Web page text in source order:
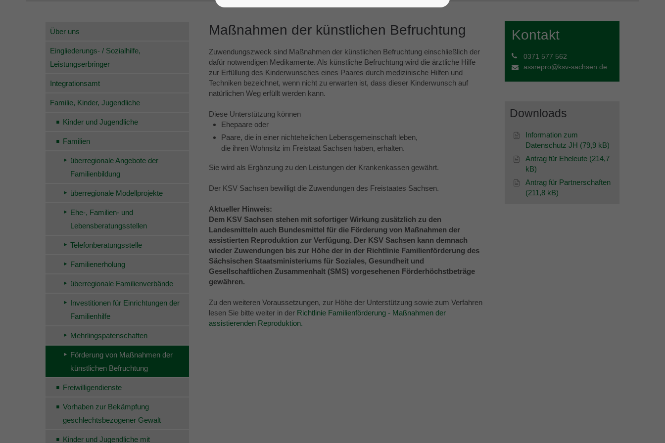
Maßnahmen der künstlichen Befruchtung
Zuwendungszweck sind Maßnahmen der künstlichen Befruchtung einschließlich der
dafür notwendigen Medikamente. Als künstliche Befruchtung wird die ärztliche Hilfe
zur Erfüllung des Kinderwunsches eines Paares durch medizinische Hilfen und
Techniken bezeichnet, wenn nicht zu erwarten ist, dass dieser Kinderwunsch auf
natürlichen Weg erfüllt werden kann.
Diese Unterstützung können
Ehepaare oder
Paare, die in einer nichtehelichen Lebensgemeinschaft leben,
die ihren Wohnsitz im Freistaat Sachsen haben, erhalten.
Sie wird als Ergänzung zu den Leistungen der Krankenkassen gewährt.
Der KSV Sachsen bewilligt die Zuwendungen des Freistaates Sachsen.
Aktueller Hinweis:
Dem KSV Sachsen stehen mit sofortiger Wirkung zusätzlich zu den
Landesmitteln auch Bundesmittel für die Förderung von Maßnahmen der
assistierten Reproduktion zur Verfügung. Der KSV Sachsen kann demnach
wieder Zuwendungen bis zur Höhe der in der Richtlinie Familienförderung des
Sächsischen Staatsministeriums für Soziales, Gesundheit und
Gesellschaftlichen Zusammenhalt (SMS) vorgesehenen Förderhöchstbeträge
gewähren.
Zu den weiteren Voraussetzungen, zur Höhe der Unterstützung sowie zum Verfahren
lesen Sie bitte weiter in der Richtlinie Familienförderung - Maßnahmen der
assistierenden Reproduktion.
Über uns
Eingliederungs- / Sozialhilfe,
Leistungserbringer
Integrationsamt
Familie, Kinder, Jugendliche
Kinder und Jugendliche
Familien
überregionale Angebote der
Familienbildung
überregionale Modellprojekte
Ehe-, Familien- und
Lebensberatungsstellen
Telefonberatungsstelle
Familienerholung
überregionale Familienverbände
Investitionen für Einrichtungen der
Familienhilfe
Mehrlingspatenschaften
Förderung von Maßnahmen der
künstlichen Befruchtung
Freiwilligendienste
Vorhaben zur Bekämpfung
geschlechtsbezogener Gewalt
Kinder und Jugendliche mit
Kontakt
0371 577 562
assrepro@ksv-sachsen.de
Downloads
Information zum
Datenschutz JH (79,9 kB)
Antrag für Eheleute (214,7
kB)
Antrag für Partnerschaften
(211,8 kB)